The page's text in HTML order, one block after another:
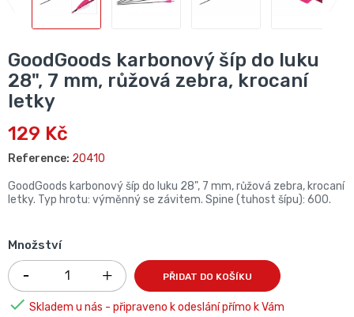
GoodGoods karbonový šíp do luku
28", 7 mm, růžová zebra, krocaní
letky
129 Kč
Reference: 20410
GoodGoods karbonový šíp do luku 28", 7 mm, růžová zebra, krocaní
letky. Typ hrotu: výměnný se závitem. Spine (tuhost šípu): 600.
Množství
PŘIDAT DO KOŠÍKU
 Skladem u nás - připraveno k odeslání přímo k Vám